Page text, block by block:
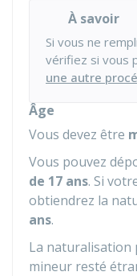
À savoir
Si vous ne
vérifiez si vous
une autre
Âge
Vous devez être
Vous pouvez
de 17 ans. Si
obtiendrez la
ans.
La naturalisation
mineur resté